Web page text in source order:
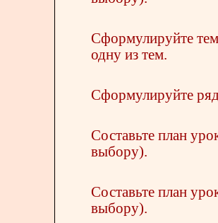
Сформулируйте
одну из тем.
Сформулируйте ряд
Составьте план
выбору).
Составьте план
выбору).